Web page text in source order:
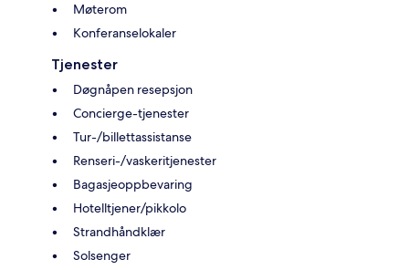
Møterom
Konferanselokaler
Tjenester
Døgnåpen resepsjon
Concierge-tjenester
Tur-/billettassistanse
Renseri-/vaskeritjenester
Bagasjeoppbevaring
Hotelltjener/pikkolo
Strandhåndklær
Solsenger